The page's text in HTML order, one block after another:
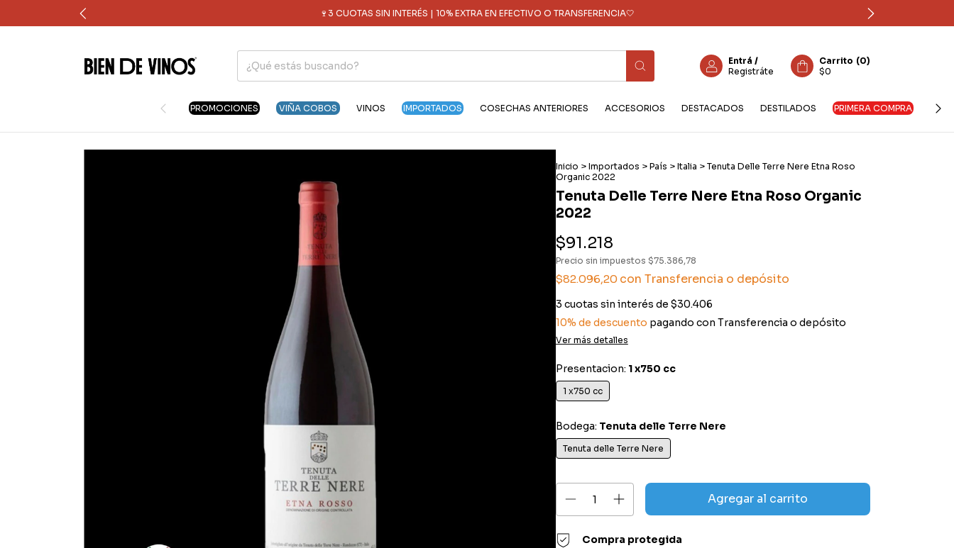
🍷3 CUOTAS SIN INTERÉS | 10% EXTRA EN EFECTIVO O TRANSFERENCIA🤍
Entrá /
Registráte
Carrito (0)
$0
PROMOCIONES VIÑA COBOS VINOS IMPORTADOS COSECHAS ANTERIORES ACCESORIOS DESTACADOS DESTILADOS PRIMERA COMPRA
Inicio > Importados > País > Italia > Tenuta Delle Terre Nere Etna Roso
Organic 2022
Tenuta Delle Terre Nere Etna Roso Organic
2022
$91.218
Precio sin impuestos $75.386,78
$82.096,20 con Transferencia o depósito
3 cuotas sin interés de $30.406
10% de descuento pagando con Transferencia o depósito
Ver más detalles
Presentacion: 1 x750 cc
1 x750 cc
Bodega: Tenuta delle Terre Nere
Tenuta delle Terre Nere
Compra protegida